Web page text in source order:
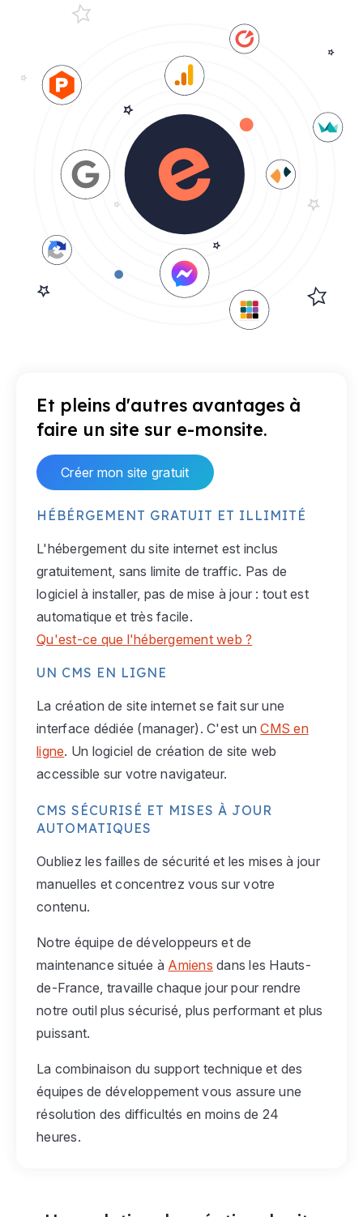
Et pleins d'autres avantages à
faire un site sur e-monsite.
Créer mon site gratuit
HÉBÉRGEMENT GRATUIT ET ILLIMITÉ
L'hébergement du site internet est inclus
gratuitement, sans limite de traffic. Pas de
logiciel à installer, pas de mise à jour : tout est
automatique et très facile.
Qu'est-ce que l'hébergement web ?
UN CMS EN LIGNE
La création de site internet se fait sur une
interface dédiée (manager). C'est unCMS en
ligne. Un logiciel de création de site web
accessible sur votre navigateur.
CMS SÉCURISÉ ET MISES À JOUR
AUTOMATIQUES
Oubliez les failles de sécurité et les mises à jour
manuelles et concentrez vous sur votre
contenu.
Notre équipe de développeurs et de
maintenance située à Amiens dans les Hauts-
de-France, travaille chaque jour pour rendre
notre outil plus sécurisé, plus performant et plus
puissant.
La combinaison du support technique et des
équipes de développement vous assure une
résolution des difficultés en moins de 24
heures.